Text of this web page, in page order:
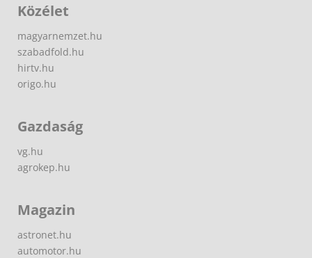
Közélet
magyarnemzet.hu
szabadfold.hu
hirtv.hu
origo.hu
Gazdaság
vg.hu
agrokep.hu
Magazin
astronet.hu
automotor.hu